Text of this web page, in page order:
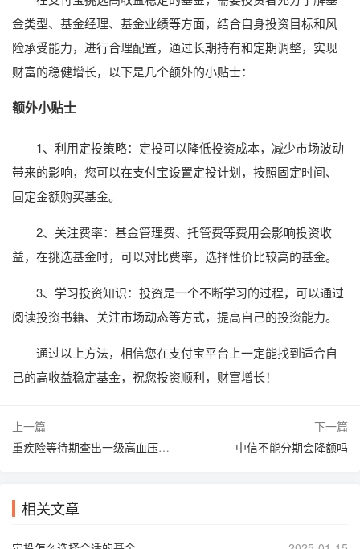
金类型、基金经理、基金业绩等方面，结合自身投资目标和风
险承受能力，进行合理配置，通过长期持有和定期调整，实现
财富的稳健增长，以下是几个额外的小贴士：
额外小贴士
1、利用定投策略：定投可以降低投资成本，减少市场波动
带来的影响，您可以在支付宝设置定投计划，按照固定时间、
固定金额购买基金。
2、关注费率：基金管理费、托管费等费用会影响投资收
益，在挑选基金时，可以对比费率，选择性价比较高的基金。
3、学习投资知识：投资是一个不断学习的过程，可以通过
阅读投资书籍、关注市场动态等方式，提高自己的投资能力。
通过以上方法，相信您在支付宝平台上一定能找到适合自
己的高收益稳定基金，祝您投资顺利，财富增长！
上一篇
重疾险等待期查出一级高血压怎么办
下一篇
中信不能分期会降额吗
相关文章